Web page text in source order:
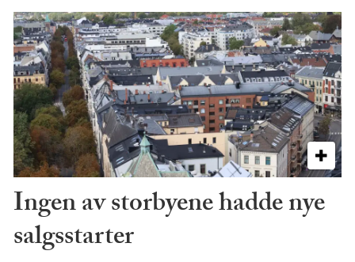
Ingen av storbyene hadde nye
salgsstarter